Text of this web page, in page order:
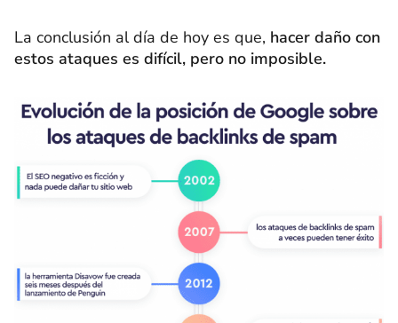
La conclusión al día de hoy es que, hacer daño con
estos ataques es difícil, pero no imposible.